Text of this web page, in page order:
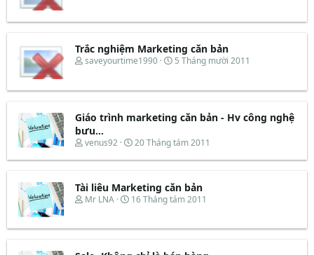
a
t
e
ầ
e
d
s
r
e
y
ắ
t
u
Trắc nghiệm Marketing căn bản
T
e
d
s
t
a
r
e
r
saveyourtime1990
N
y
ắ
t
đ
ầ
u
5 Tháng mười 2011
Giáo trình marketing căn bản - Hv công nghệ
bưu...
T
r
a
d
a
venus92
N
à
b
ắ
ầ
20 Tháng tám 2011
Tài liêu Marketing căn bản
T
e
Mr LNA
N
y
16 Tháng tám 2011